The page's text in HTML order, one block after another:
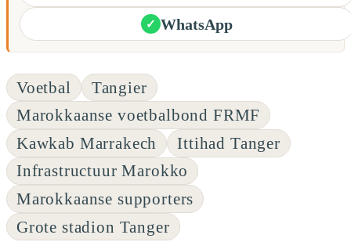
✓ WhatsApp
Voetbal
Tangier
Marokkaanse voetbalbond FRMF
Kawkab Marrakech
Ittihad Tanger
Infrastructuur Marokko
Marokkaanse supporters
Grote stadion Tanger